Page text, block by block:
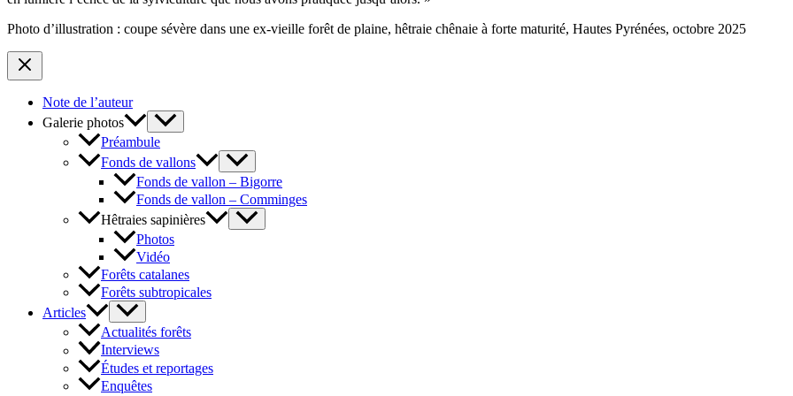
Photo d’illustration : coupe sévère dans une ex-vieille forêt de plaine, hêtraie chênaie à forte maturité, Hautes Pyrénées, octobre 2025
Note de l’auteur
Galerie photos
Préambule
Fonds de vallons
Fonds de vallon – Bigorre
Fonds de vallon – Comminges
Hêtraies sapinières
Photos
Vidéo
Forêts catalanes
Forêts subtropicales
Articles
Actualités forêts
Interviews
Études et reportages
Enquêtes